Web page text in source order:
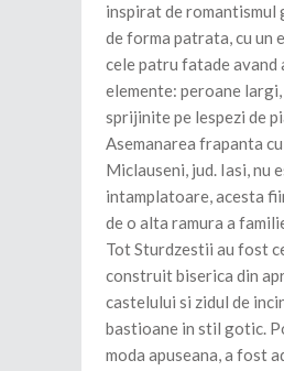
inspirat de romantismul
de forma patrata, cu un
cele patru fatade avand
elemente: peroane
sprijinite pe lespezi de
Asemanarea frapanta
Miclauseni, jud. Iasi, nu
intamplatoare, acesta
de o alta ramura a
Tot Sturdzestii au fost
construit biserica din
castelului si zidul de
bastioane in stil gotic.
moda apuseana, a fost